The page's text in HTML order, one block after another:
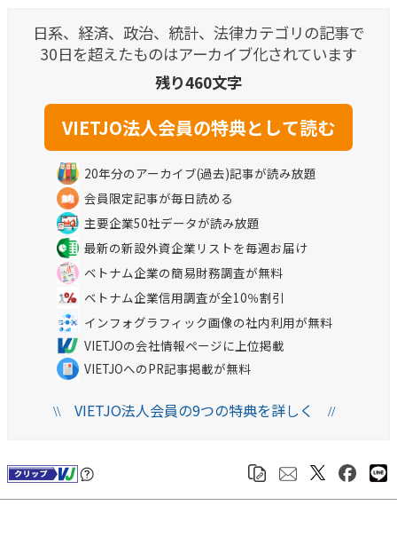
日系、経済、政治、統計、法律カテゴリの記事で
30日を超えたものはアーカイブ化されています
残り460文字
20年分のアーカイブ(過去)記事が読み放題
会員限定記事が毎日読める
主要企業50社データが読み放題
最新の新設外資企業リストを毎週お届け
ベトナム企業の簡易財務調査が無料
ベトナム企業信用調査が全10％割引
インフォグラフィック画像の社内利用が無料
VIETJOの会社情報ページに上位掲載
VIETJOへのPR記事掲載が無料
\\VIETJO法人会員の9つの特典を詳しく //